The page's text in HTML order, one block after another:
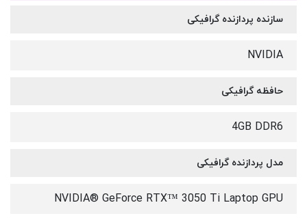
سازنده پردازنده گرافیکی
NVIDIA
حافظه گرافیکی
4GB DDR6
مدل پردازنده گرافیکی
NVIDIA® GeForce RTX™ 3050 Ti Laptop GPU